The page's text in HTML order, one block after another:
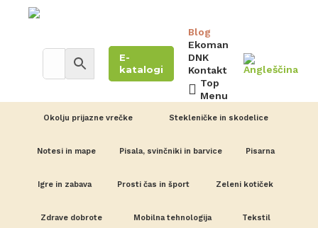
E-
katalogi
Blog
Ekoman
DNK
Kontakt
Top
Menu
Okolju prijazne vrečke Stekleničke in skodelice
Notesi in mape Pisala, svinčniki in barvice Pisarna
Igre in zabava Prosti čas in šport Zeleni kotiček
Zdrave dobrote Mobilna tehnologija Tekstil